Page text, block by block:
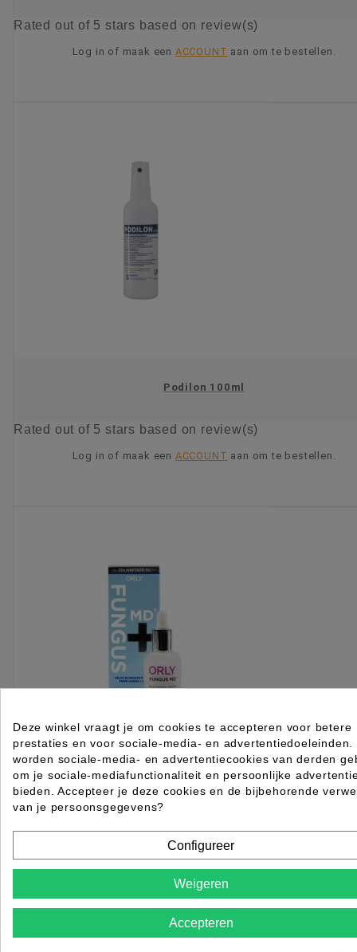
Rated out of 5 stars based on review(s)
Log in of maak een ACCOUNT aan om te bestellen.
Podilon 100ml
Rated out of 5 stars based on review(s)
Log in of maak een ACCOUNT aan om te bestellen.
Orly Fungus MD+ antischimmel serum 18ml
Ratedout of 5 stars based onreview(s)
Log in of maak eenACCOUNTaan om te bestellen.
KIES OPTIE
Deze winkel vraagt je om cookies te accepteren voor betere
prestaties en voor sociale-media- en advertentiedoeleinden.
worden sociale-media- en advertentiecookies van derden
om je sociale-mediafunctionaliteit en persoonlijke
bieden. Accepteer je deze cookies en de bijbehorende
van je persoonsgegevens?
Configureer
Weigeren
Accepteren